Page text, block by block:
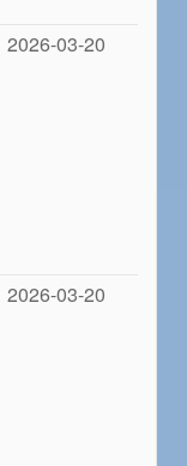
2026-03-20
2026-03-20